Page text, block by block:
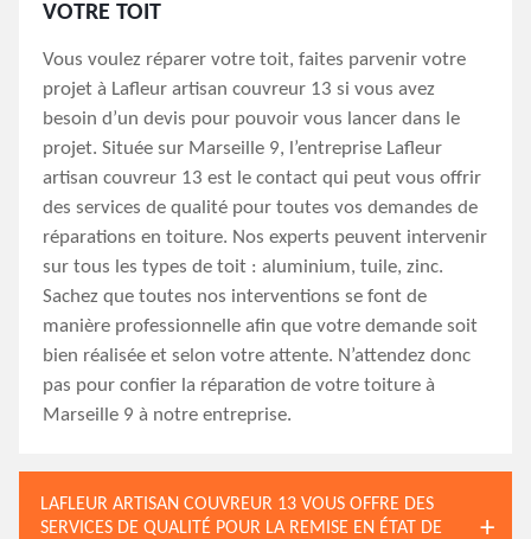
VOTRE TOIT
Vous voulez réparer votre toit, faites parvenir votre
projet à Lafleur artisan couvreur 13 si vous avez
besoin d’un devis pour pouvoir vous lancer dans le
projet. Située sur Marseille 9, l’entreprise Lafleur
artisan couvreur 13 est le contact qui peut vous offrir
des services de qualité pour toutes vos demandes de
réparations en toiture. Nos experts peuvent intervenir
sur tous les types de toit : aluminium, tuile, zinc.
Sachez que toutes nos interventions se font de
manière professionnelle afin que votre demande soit
bien réalisée et selon votre attente. N’attendez donc
pas pour confier la réparation de votre toiture à
Marseille 9 à notre entreprise.
LAFLEUR ARTISAN COUVREUR 13 VOUS OFFRE DES
SERVICES DE QUALITÉ POUR LA REMISE EN ÉTAT DE